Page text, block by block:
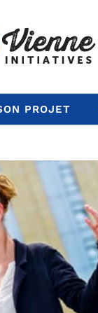
PROJET